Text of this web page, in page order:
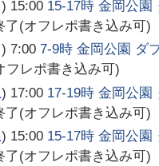
) 15:00 15-17時 金岡公園
了(オフレポ書き込み可)
) 7:00 7-9時 金岡公園 ダ
フレポ書き込み可)
) 17:00 17-19時 金岡公園
了(オフレポ書き込み可)
) 15:00 15-17時 金岡公園
了(オフレポ書き込み可)